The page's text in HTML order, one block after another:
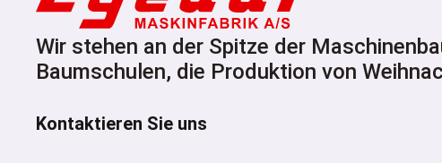
Wir stehen an der Spitze der
Baumschulen, die Produktion von
Kontaktieren Sie uns